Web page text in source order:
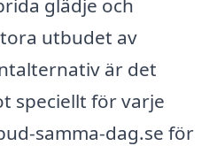
glädje och
utbudet av
är det
speciellt för varje
samma-dag.se för